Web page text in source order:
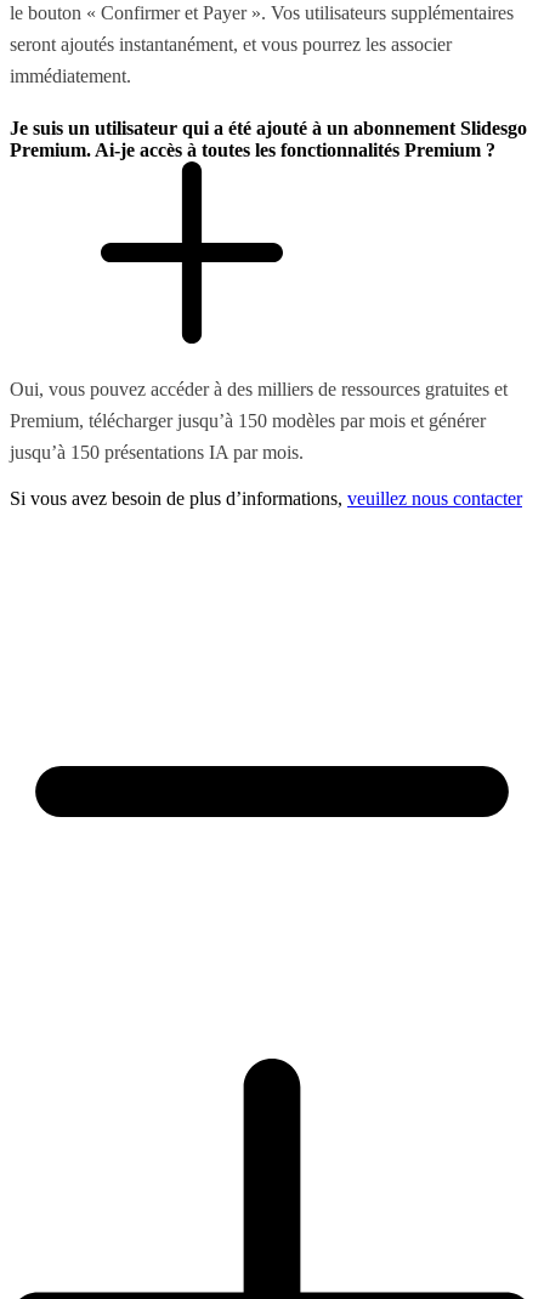
le bouton « Confirmer et Payer ». Vos utilisateurs supplémentaires
seront ajoutés instantanément, et vous pourrez les associer
immédiatement.
Je suis un utilisateur qui a été ajouté à un abonnement Slidesgo
Premium. Ai-je accès à toutes les fonctionnalités Premium ?
Oui, vous pouvez accéder à des milliers de ressources gratuites et
Premium, télécharger jusqu’à 150 modèles par mois et générer
jusqu’à 150 présentations IA par mois.
Si vous avez besoin de plus d’informations, veuillez nous contacter